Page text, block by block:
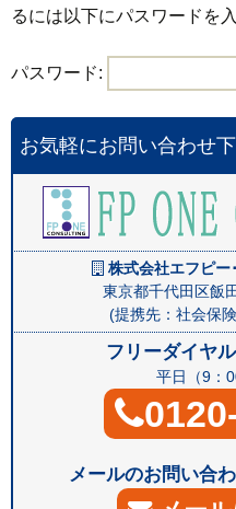
るには以下にパスワードを
パスワード:
お気軽にお問い合わせ下
株式会社エフピー
東京都千代田区
(提携先：社会保
フリーダイヤ
平日（9：
メールのお問い合